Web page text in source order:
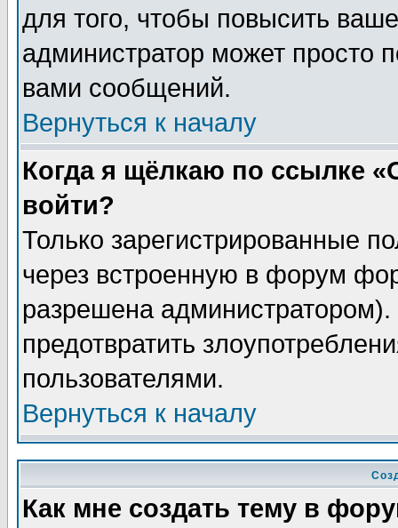
для того, чтобы повысить
администратор может просто
вами сообщений.
Вернуться к началу
Когда я щёлкаю по ссылке
войти?
Только зарегистрированные
через встроенную в форум
разрешена
предотвратить
пользователями.
Вернуться к началу
Как мне создать тему в